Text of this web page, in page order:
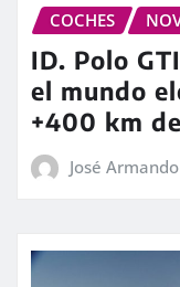
COCHES
ID. Polo
el mundo
+400 km
José